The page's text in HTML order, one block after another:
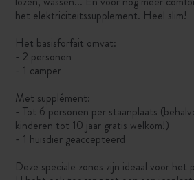
het elektriciteitssupplement. Heel slim!
Het basisforfait omvat:
- 2 personen
- 1 camper
Met supplément:
- Tot 6 personen per staanplaats
kinderen tot 10 jaar gratis welkom!)
- 1 huisdier geaccepteerd
Deze speciale zones zijn ideaal voor het